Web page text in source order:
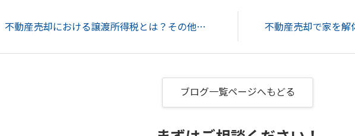
不動産売却における譲渡所得税とは？その他の税金の種類についても解説...
ブログ一覧ページへもどる